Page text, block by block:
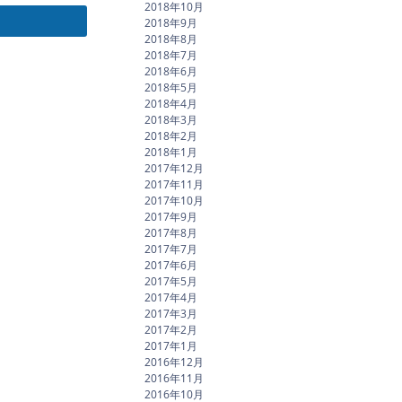
2018年10月
2018年9月
2018年8月
2018年7月
2018年6月
2018年5月
2018年4月
2018年3月
2018年2月
2018年1月
2017年12月
2017年11月
2017年10月
2017年9月
2017年8月
2017年7月
2017年6月
2017年5月
2017年4月
2017年3月
2017年2月
2017年1月
2016年12月
2016年11月
2016年10月